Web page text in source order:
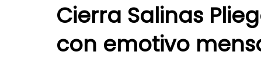
Cierra Salinas
con emotivo